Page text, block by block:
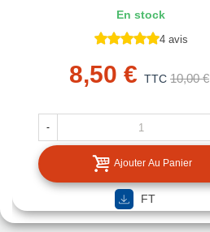
En stock
4 avis
8,50 € TTC 10,00 €
-
Ajouter Au Panier
FT